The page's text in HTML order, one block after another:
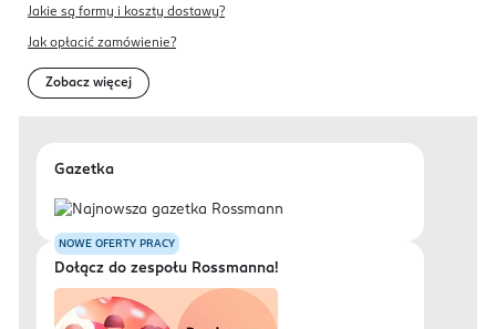
Jakie są formy i koszty dostawy?
Jak opłacić zamówienie?
Zobacz więcej
Gazetka
NOWE OFERTY PRACY
Dołącz do zespołu Rossmanna!